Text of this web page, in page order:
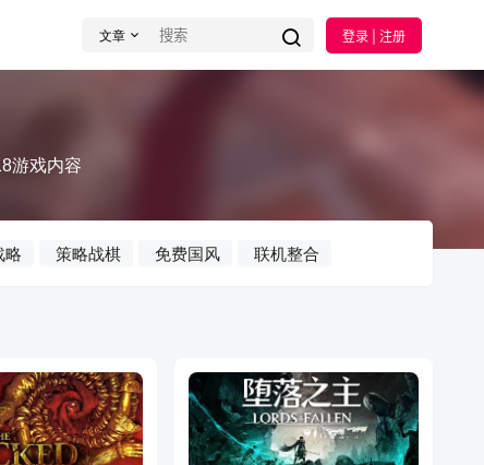
文章 登录 | 注册
游戏内容
略 策略战棋 免费国风 联机整合